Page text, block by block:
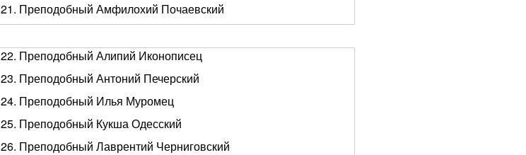
21. Преподобный Амфилохий Почаевский
22. Преподобный Алипий Иконописец
23. Преподобный Антоний Печерский
24. Преподобный Илья Муромец
25. Преподобный Кукша Одесский
26. Преподобный Лаврентий Черниговский